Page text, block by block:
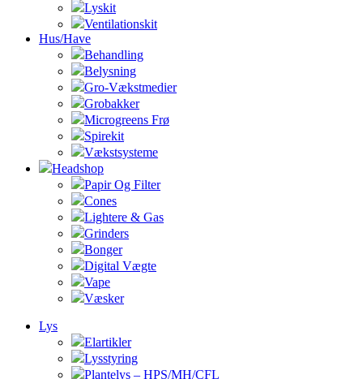
Lyskit
Ventilationskit
Hus/Have
Behandling
Belysning
Gro-Vækstmedier
Grobakker
Microgreens Frø
Spirekit
Vækstsysteme
Headshop
Papir Og Filter
Cones
Lightere & Gas
Grinders
Bonger
Digital Vægte
Vape
Væsker
Lys
Elartikler
Lysstyring
Plantelys – HPS/MH/CFL